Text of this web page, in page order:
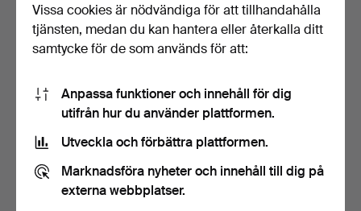
1 bud
47 USD
17 bud
221 USD
Vissa cookies är nödvändiga för att tillhandahålla
tjänsten, medan du kan hantera eller återkalla ditt
samtycke för de som används för att:
Anpassa funktioner och innehåll för dig
utifrån hur du använder plattformen.
Utveckla och förbättra plattformen.
Marknadsföra nyheter och innehåll till dig på
externa webbplatser.